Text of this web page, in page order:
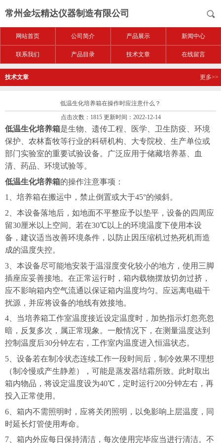
常州金坛精达仪器制造有限公司
网站首页 公司简介 产品展示 新闻中心
联系我们 产品目录 技术文章 在线留言
技术文章 更多>>
低温生化培养箱在操作时应注意什么？
点击次数：1815 更新时间：2022-12-14
低温生化培养箱是生物、遗传工程、医学、卫生防疫、环境
保护、农林畜牧等行业的科研机构、大专院校、生产单位或
部门实验室的重要试验设备。广泛应用于储藏培养基、血
清、药品、环境试验等。
低温生化培养箱的操作注意事项：
1、培养箱在搬运中，禁止倒置或大于45°的倾斜。
2、 本设备落地后，如地面不平整应予以垫平，设备的四周应
留30厘米以上空间。若在30℃以上的环境温度下使用本设
备，建议适当改善环境条件，以防止因压缩机过热死机而造
成的温度失控。
3、本设备尽可能地安装于温湿度变化较小的地方，使用三脚
插座应妥善接地。在正常运行时，箱内载物摆放切勿过挤，
应不影响箱内空气流通以保证箱内温度均匀。应远离电磁干
扰源，并应将设备的地线有效接地。
4、当培养箱工作室温度接近设定温度时，加热指示灯忽亮忽
暗，反复多次，属正常现象。一般情况下，在测量温度达到
控制温度后30分钟左右，工作室内温度进入恒温状态。
5、设备若在制冷状态连续工作一段时间后，制冷效果不理想
（制冷慢或产生静差），可能是蒸发器结霜所致。此时取出
箱内物品，将设定温度设为40℃，定时运行200分钟左右，再
投入正常使用。
6、箱内不需照明时，应将关闭照明，以免影响上层温度，同
时延长灯管使用寿命。
7、箱内外应每日保持清洁，每次使用完毕应当进行清洁。不